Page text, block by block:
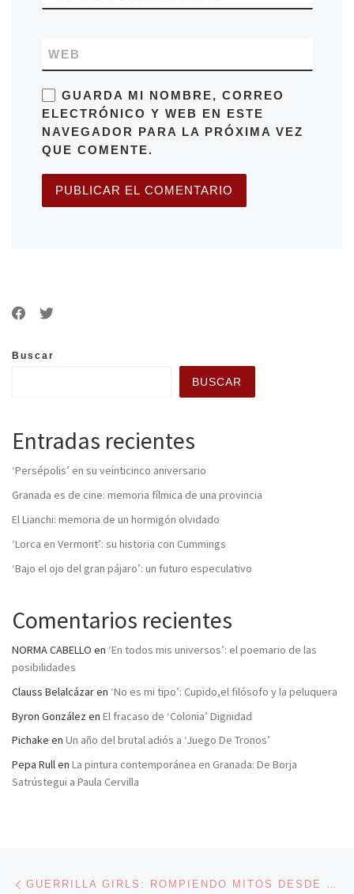
WEB
GUARDA MI NOMBRE, CORREO
ELECTRÓNICO Y WEB EN ESTE
NAVEGADOR PARA LA PRÓXIMA VEZ
QUE COMENTE.
Buscar
BUSCAR
Entradas recientes
‘Persépolis’ en su veinticinco aniversario
Granada es de cine: memoria fílmica de una provincia
El Lianchi: memoria de un hormigón olvidado
‘Lorca en Vermont’: su historia con Cummings
‘Bajo el ojo del gran pájaro’: un futuro especulativo
Comentarios recientes
NORMA CABELLO en ‘En todos mis universos’: el poemario de las
posibilidades
Clauss Belalcázaren ‘No es mi tipo’: Cupido,el filósofo y la peluquera
Byron González en El fracaso de ‘Colonia’ Dignidad
Pichake en Un año del brutal adiós a ‘Juego De Tronos’
Pepa Rullen La pintura contemporánea en Granada: De Borja
Satrústegui a Paula Cervilla
Navegación de entradas GUERRILLA GIRLS: ROMPIENDO MITOS DESDE 1985